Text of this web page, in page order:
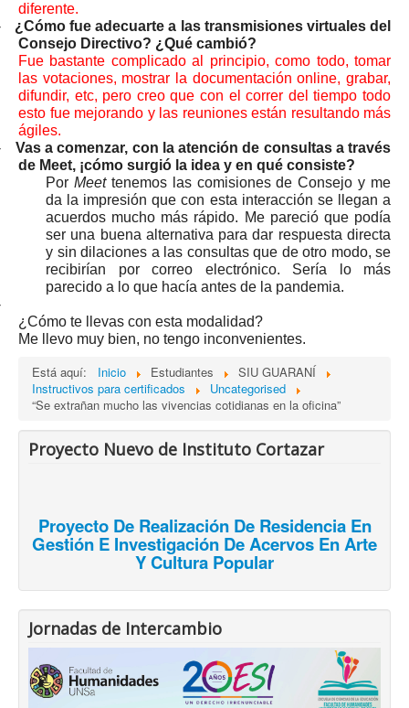
diferente.
¿Cómo fue adecuarte a las transmisiones virtuales del
Consejo Directivo? ¿Qué cambió?
Fue bastante complicado al principio, como todo, tomar
las votaciones, mostrar la documentación online, grabar,
difundir, etc, pero creo que con el correr del tiempo todo
esto fue mejorando y las reuniones están resultando más
ágiles.
Vas a comenzar, con la atención de consultas a través
de Meet, ¡cómo surgió la idea y en qué consiste?
Por Meettenemos las comisiones de Consejo y me
da la impresión que con esta interacción se llegan a
acuerdos mucho más rápido. Me pareció que podía
ser una buena alternativa para dar respuesta directa
y sin dilaciones a las consultas que de otro modo, se
recibirían por correo electrónico. Sería lo más
parecido a lo que hacía antes de la pandemia.
¿Cómo te llevas con esta modalidad?
Me llevo muy bien, no tengo inconvenientes.
Está aquí: Inicio Estudiantes
SIU GUARANÍ
Instructivos para certificados
Uncategorised
“Se extrañan mucho las vivencias cotidianas en la oficina”
Proyecto Nuevo de Instituto Cortazar
Proyecto De Realización De Residencia En
Gestión E Investigación De Acervos En Arte
Y Cultura Popular
Jornadas de Intercambio